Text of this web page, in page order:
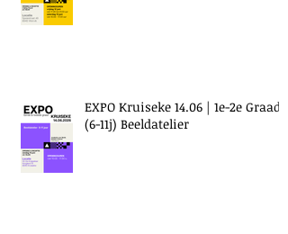
EXPO Kruiseke 14.06 | 1e-2e Graad
(6-11j) Beeldatelier